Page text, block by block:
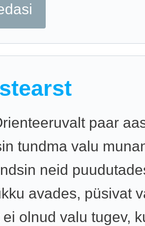
paar
tundma valu
neid
avades, püsivat
olnud valu tugev,